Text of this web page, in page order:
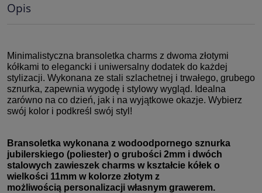
Opis
Minimalistyczna bransoletka charms z dwoma złotymi
kółkami to elegancki i uniwersalny dodatek do każdej
stylizacji. Wykonana ze stali szlachetnej i trwałego, grubego
sznurka, zapewnia wygodę i stylowy wygląd. Idealna
zarówno na co dzień, jak i na wyjątkowe okazje. Wybierz
swój kolor i podkreśl swój styl!
Bransoletka wykonana z wodoodpornego sznurka
jubilerskiego (poliester) o grubości 2mm i dwóch
stalowych zawieszek charms w kształcie kółek o
wielkości 11mm w kolorze złotym z
możliwością personalizacji własnym grawerem.